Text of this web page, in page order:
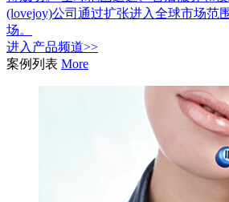
(lovejoy)公司通过扩张进入全球市场范
场。
进入 产品频道>>
案例列表 More